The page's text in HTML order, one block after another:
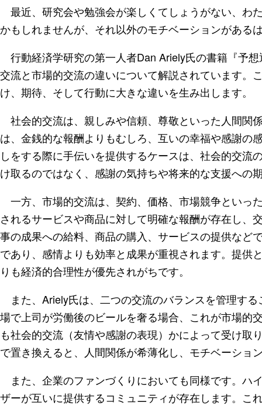
最近、研究会や勉強会が楽しくてしょうがない、わ
かもしれませんが、それ以外のモチベーションがある
行動経済学研究の第一人者Dan Ariely氏の書籍『予
交流と市場的交流の違いについて解説されています。
け、期待、そして行動に大きな違いを生み出します。
社会的交流は、親しみや信頼、尊敬といった人間関
は、金銭的な報酬よりもむしろ、互いの幸福や感謝の
しをする際に手伝いを提供するケースは、社会的交流
け取るのではなく、感謝の気持ちや将来的な支援への
一方、市場的交流は、契約、価格、市場競争といっ
されるサービスや商品に対して明確な報酬が存在し、
事の成果への給料、商品の購入、サービスの提供など
であり、感情よりも効率と成果が重視されます。提供
りも経済的合理性が優先されがちです。
また、Ariely氏は、二つの交流のバランスを管理す
場で上司が労働後のビールを奢る場合、これが市場的
も社会的交流（友情や感謝の表現）かによって受け取
で置き換えると、人間関係が希薄化し、モチベーショ
また、企業のファンづくりにおいても同様です。ハ
ザーが互いに提供するコミュニティが存在します。こ